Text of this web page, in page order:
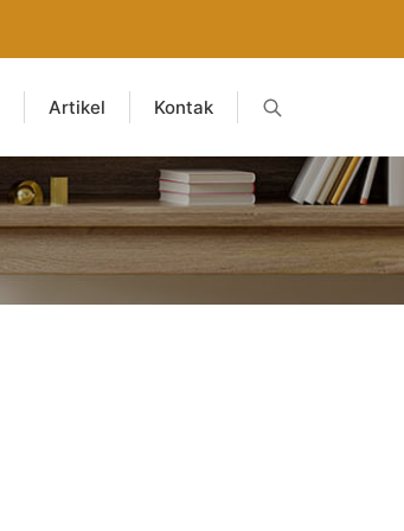
Artikel Kontak